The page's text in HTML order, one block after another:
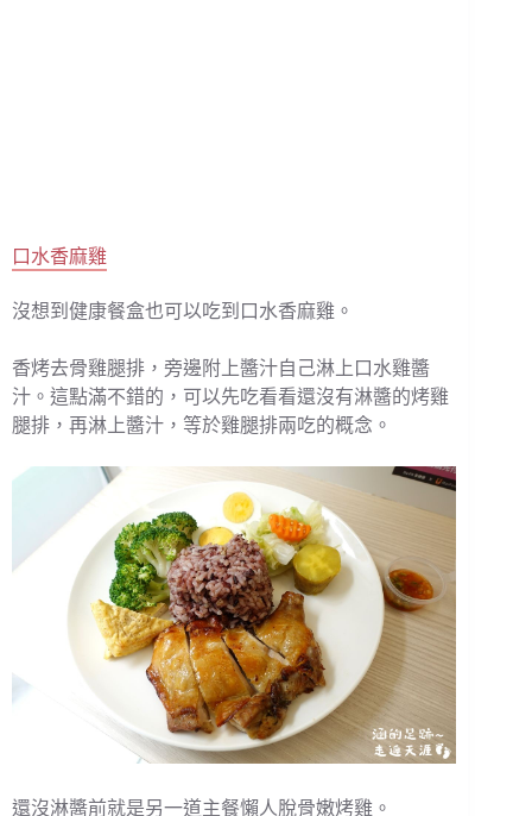
口水香麻雞
沒想到健康餐盒也可以吃到口水香麻雞。
香烤去骨雞腿排，旁邊附上醬汁自己淋上口水雞醬
汁。這點滿不錯的，可以先吃看看還沒有淋醬的烤雞
腿排，再淋上醬汁，等於雞腿排兩吃的概念。
還沒淋醬前就是另一道主餐懶人脫骨嫩烤雞。